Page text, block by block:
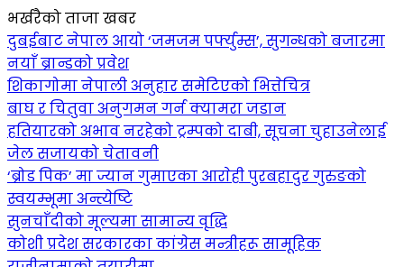
भर्खरैको ताजा खबर
दुबईबाट नेपाल आयो ‘जमजम पर्फ्युम्स’, सुगन्धको बजारमा
नयाँ ब्रान्डको प्रवेश
शिकागोमा नेपाली अनुहार समेटिएको भित्तेचित्र
बाघ र चितुवा अनुगमन गर्न क्यामरा जडान
हतियारको अभाव नरहेको ट्रम्पको दाबी, सूचना चुहाउनेलाई
जेल सजायको चेतावनी
‘ब्रोड पिक’ मा ज्यान गुमाएका आराेही पुरबहादुर गुरुङको
स्वयम्भूमा अन्त्येष्टि
सुनचाँदीको मूल्यमा सामान्य वृद्धि
कोशी प्रदेश सरकारका कांग्रेस मन्त्रीहरू सामूहिक